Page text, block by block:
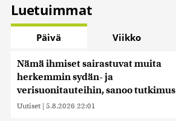
Luetuimmat
Päivä Viikko
Nämä ihmiset sairastuvat muita
herkemmin sydän- ja
verisuonitauteihin, sanoo tutkimus
Uutiset | 5.8.2026 22:01